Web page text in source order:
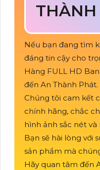
Nếu bạn đang tìm
đáng tin cậy cho
Hàng FULL HD
đến An Thành Phát.
Chúng tôi cam kết
chính hãng, chắc
hình ảnh sắc nét và
Bạn sẽ hài lòng với
sản phẩm mà
Hãy quan tâm đến